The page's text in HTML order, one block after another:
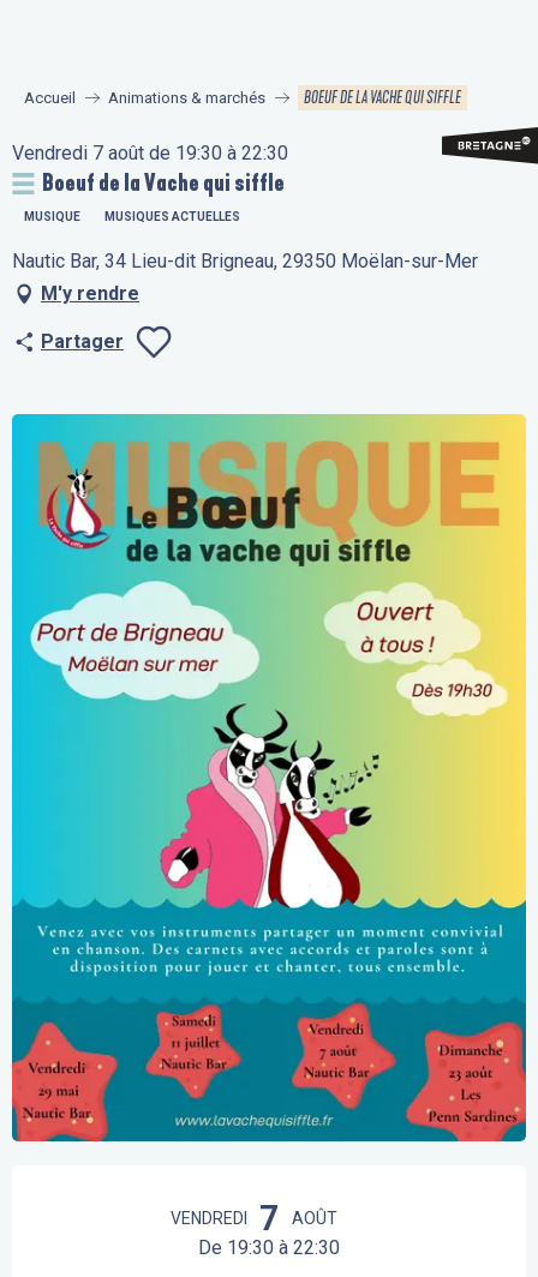
principal
Accueil Animations & marchés BOEUF DE LA VACHE QUI SIFFLE
Vendredi 7 août de 19:30 à 22:30
Boeuf de la Vache qui siffle
MUSIQUE MUSIQUES ACTUELLES
Nautic Bar, 34 Lieu-dit Brigneau, 29350 Moëlan-sur-Mer
M'y rendre
Partager
VENDREDI 7 AOÛT
De 19:30 à 22:30